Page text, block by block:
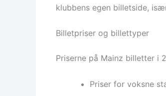
klubbens egen billetside,
Billetpriser og billettyper
Priserne på Mainz billetter i
Priser for voksne